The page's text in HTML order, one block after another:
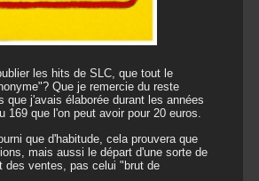
les hits de SLC, que tout le
Que je remercie du reste
que j'avais élaborée durant les années
que l'on peut avoir pour 20 euros.
que d'habitude, cela prouvera que
mais aussi le départ d'une sorte de
ventes, pas celui "brut de